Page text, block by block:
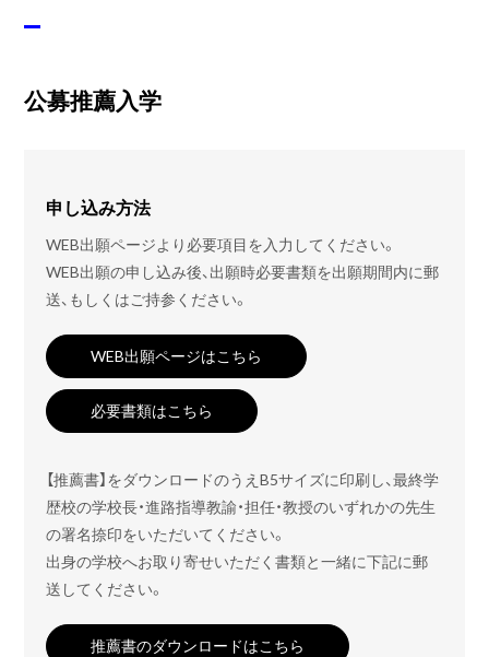
公募推薦入学
申し込み方法
WEB出願ページより必要項目を入力してください。
WEB出願の申し込み後、出願時必要書類を出願期間内に郵
送、もしくはご持参ください。
WEB出願ページはこちら
必要書類はこちら
【推薦書】をダウンロードのうえB5サイズに印刷し、最終学
歴校の学校長・進路指導教諭・担任・教授のいずれかの先生
の署名捺印をいただいてください。
出身の学校へお取り寄せいただく書類と一緒に下記に郵
送してください。
推薦書のダウンロードはこちら